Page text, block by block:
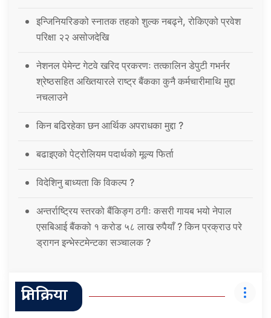
इन्जिनियरिङको स्नातक तहको शुल्क नबढ्ने, रोकिएको प्रवेश
परिक्षा २२ असोजदेखि
नेशनल पेमेन्ट गेटवे खरिद प्रकरणः तत्कालिन डेपुटी गभर्नर
श्रेष्ठसहित अख्तियारले राष्ट्र बैंकका कुनै कर्मचारीमाथि मुद्दा
नचलाउने
किन बढिरहेका छन आर्थिक अपराधका मुद्दा ?
बढाइएको पेट्रोलियम पदार्थको मूल्य फिर्ता
विदेशिनु बाध्यता कि विकल्प ?
अन्तर्राष्ट्रिय स्तरको बैंकिङ्ग ठगीः कसरी गायब भयो नेपाल
एसबिआई बैंकको १ करोड ५८ लाख रुपैयाँ ? किन प्रक्राउ परे
ड्रागन इन्भेस्टमेन्टका सञ्चालक ?
प्रतिक्रिया